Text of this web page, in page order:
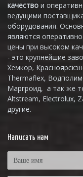
качество и
ведущими
оборудования.
являются
цены при высоком
- это крупнейшие
Хемкор,
Thermaflex,
Маргроид, а так же
Altstream, Electrolux,
другие.
Написать нам